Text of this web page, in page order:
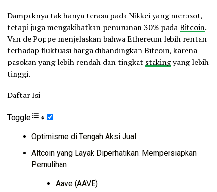
Dampaknya tak hanya terasa pada Nikkei yang merosot,
tetapi juga mengakibatkan penurunan 30% padaBitcoin.
Van de Poppe menjelaskan bahwa Ethereum lebih rentan
terhadap fluktuasi harga dibandingkan Bitcoin, karena
pasokan yang lebih rendah dan tingkat stakingyang lebih
tinggi.
Daftar Isi
Toggle
Optimisme di Tengah Aksi Jual
Altcoin yang Layak Diperhatikan: Mempersiapkan
Pemulihan
Aave (AAVE)